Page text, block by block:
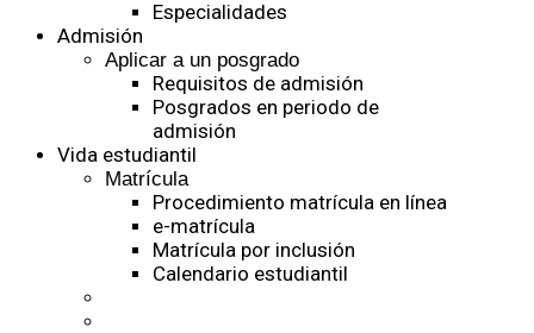
Especialidades
Admisión
Aplicar a un posgrado
Requisitos de admisión
Posgrados en periodo de
admisión
Vida estudiantil
Matrícula
Procedimiento matrícula en línea
e-matrícula
Matrícula por inclusión
Calendario estudiantil